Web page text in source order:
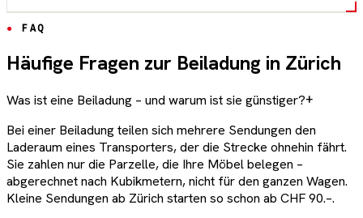
FAQ
Häufige Fragen zur Beiladung in Zürich
Was ist eine Beiladung – und warum ist sie günstiger?+
Bei einer Beiladung teilen sich mehrere Sendungen den
Laderaum eines Transporters, der die Strecke ohnehin fährt.
Sie zahlen nur die Parzelle, die Ihre Möbel belegen –
abgerechnet nach Kubikmetern, nicht für den ganzen Wagen.
Kleine Sendungen ab Zürich starten so schon ab CHF 90.–.